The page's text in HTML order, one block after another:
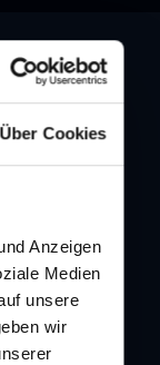
Über Cookies
Anzeigen
Medien
unsere
wir